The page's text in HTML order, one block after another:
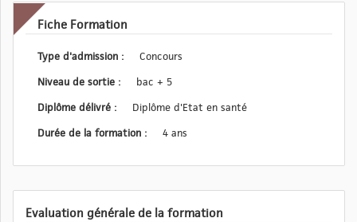
Fiche Formation
Type d'admission :
Concours
Niveau de sortie :
bac + 5
Diplôme délivré :
Diplôme d'Etat en santé
Durée de la formation :
4 ans
Evaluation générale de la formation